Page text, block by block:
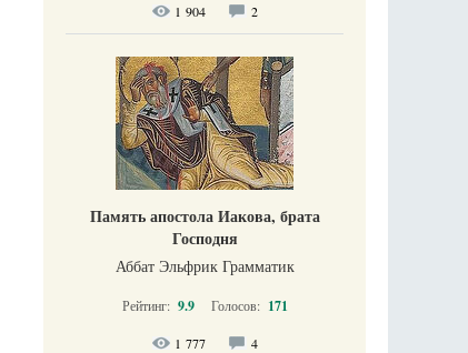
1 904 2
Память апостола Иакова, брата
Господня
Аббат Эльфрик Грамматик
Рейтинг: 9.9 Голосов: 171
1 777 4